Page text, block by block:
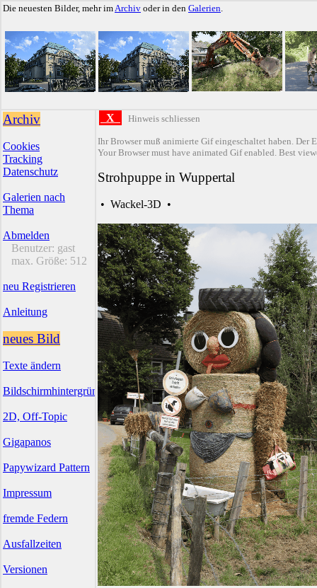
Die neuesten Bilder, mehr imArchiv oder in den Galerien.
Archiv
Cookies
Tracking
Datenschutz
Galerien nach
Thema
Abmelden
Benutzer: gast
max. Größe: 512
neu Registrieren
Anleitung
neues Bild
Texte ändern
Bildschirmhintergründe
2D, Off-Topic
Gigapanos
Papywizard Pattern
Impressum
fremde Federn
Ausfallzeiten
Versionen
X Hinweis schliessen
Ihr Browser muß animierte Gif eingeschaltet haben. Der
Your Browser must have animated Gif enabled. Best
Strohpuppe in Wuppertal
• Wackel-3D •